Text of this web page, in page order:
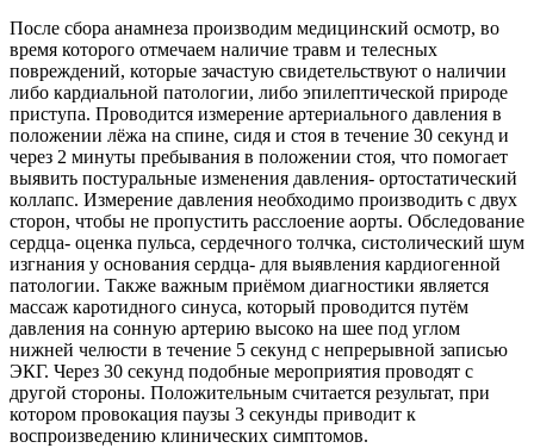
После сбора анамнеза производим медицинский осмотр, во
время которого отмечаем наличие травм и телесных
повреждений, которые зачастую свидетельствуют о наличии
либо кардиальной патологии, либо эпилептической природе
приступа. Проводится измерение артериального давления в
положении лёжа на спине, сидя и стоя в течение 30 секунд и
через 2 минуты пребывания в положении стоя, что помогает
выявить постуральные изменения давления- ортостатический
коллапс. Измерение давления необходимо производить с двух
сторон, чтобы не пропустить расслоение аорты. Обследование
сердца- оценка пульса, сердечного толчка, систолический шум
изгнания у основания сердца- для выявления кардиогенной
патологии. Также важным приёмом диагностики является
массаж каротидного синуса, который проводится путём
давления на сонную артерию высоко на шее под углом
нижней челюсти в течение 5 секунд с непрерывной записью
ЭКГ. Через 30 секунд подобные мероприятия проводят с
другой стороны. Положительным считается результат, при
котором провокация паузы 3 секунды приводит к
воспроизведению клинических симптомов.